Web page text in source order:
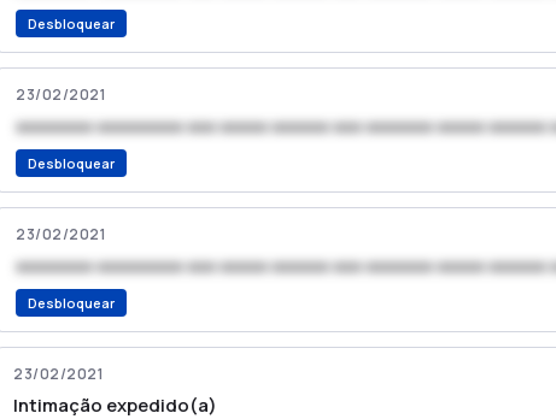
Desbloquear
23/02/2021
xxxxxxxx xxxxxxxxx xxx xxxxx xxxxxx xxx xxxxxxx xxxxx xxxxxx
Desbloquear
23/02/2021
xxxxxxxx xxxxxxxxx xxx xxxxx xxxxxx xxx xxxxxxx xxxxx xxxxxx
Desbloquear
23/02/2021
Intimação expedido(a)